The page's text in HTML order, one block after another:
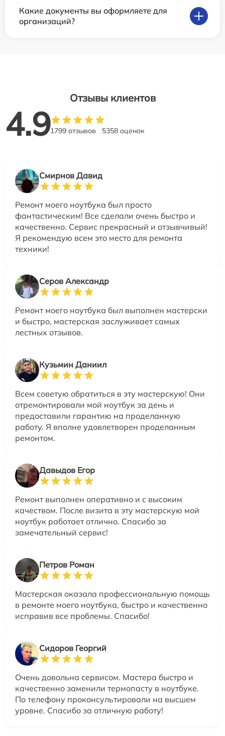
Какие документы вы оформляете для
организаций?
Отзывы клиентов
4.91799 отзывов 5358 оценок
Смирнов Давид
Ремонт моего ноутбука был просто
фантастическим! Все сделали очень быстро и
качественно. Сервис прекрасный и отзывчивый!
Я рекомендую всем это место для ремонта
техники!
Серов Александр
Ремонт моего ноутбука был выполнен мастерски
и быстро, мастерская заслуживает самых
лестных отзывов.
Кузьмин Даниил
Всем советую обратиться в эту мастерскую! Они
отремонтировали мой ноутбук за день и
предоставили гарантию на проделанную
работу. Я вполне удовлетворен проделанным
ремонтом.
Давыдов Егор
Ремонт выполнен оперативно и с высоким
качеством. После визита в эту мастерскую мой
ноутбук работает отлично. Спасибо за
замечательный сервис!
Петров Роман
Мастерская оказала профессиональную помощь
в ремонте моего ноутбука, быстро и качественно
исправив все проблемы. Спасибо!
Сидоров Георгий
Очень довольна сервисом. Мастера быстро и
качественно заменили термопасту в ноутбуке.
По телефону проконсультировали на высшем
уровне. Спасибо за отличную работу!